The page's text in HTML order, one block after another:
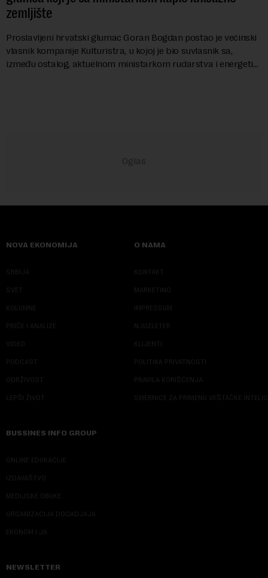
zemljište
Proslavljeni hrvatski glumac Goran Bogdan postao je većinski
vlasnik kompanije Kulturistra, u kojoj je bio suvlasnik sa,
između ostalog, aktuelnom ministarkom rudarstva i energetike
NOVA EKONOMIJA
SRBIJA
SVET
KOLUMNE
PRIČE I ANALIZE
VIDEO
PODCAST
ODRŽIVOST
LEPŠI ŽIVOT
O NAMA
KONTAKT
MARKETING
IMPRESSUM
NJUZLETER
KLIJENTI
POLITIKA PRIVATNOSTI
PRAVILA KORIŠĆENJA
SMERNICE ZA PRIMENU VEŠTAČKE
BUSSINES INFO GROUP
ONLINE EDUKACIJE
IZDAVAŠTVO
MEDIJSKE OBUKE
ORGANIZACIJA DOGADJAJA
EKONOM I JA
NEWSLETTER